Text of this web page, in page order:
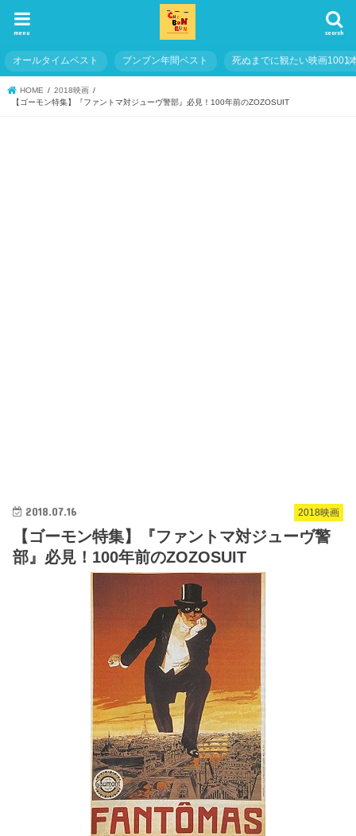
search
menu
オールタイムベスト ブンブン年間ベスト 死ぬまでに観たい映画1001
HOME
2018映画
【ゴーモン特集】『ファントマ対ジューヴ警部』必見！100年前のZOZOSUIT
2018映画
2018.07.16
【ゴーモン特集】『ファントマ対ジューヴ警
部』必見！100年前のZOZOSUIT